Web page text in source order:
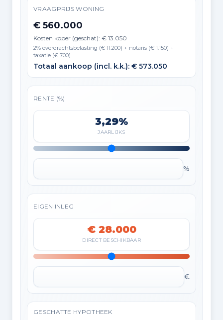
VRAAGPRIJS WONING
€ 560.000
Kosten koper (geschat): € 13.050
2% overdrachtsbelasting (€ 11.200) + notaris (€ 1.150) +
taxatie (€ 700)
Totaal aankoop (incl. k.k.): € 573.050
RENTE (%)
3,29%
JAARLIJKS
%
EIGEN INLEG
€ 28.000
DIRECT BESCHIKBAAR
€
GESCHATTE HYPOTHEEK